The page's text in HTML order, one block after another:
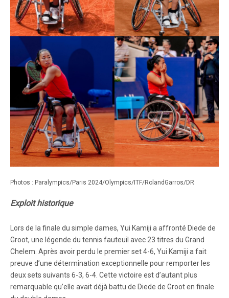
Photos : Paralympics/Paris 2024/Olympics/ITF/RolandGarros/DR
Exploit historique
Lors de la finale du simple dames, Yui Kamiji a affronté Diede de
Groot, une légende du tennis fauteuil avec 23 titres du Grand
Chelem. Après avoir perdu le premier set 4-6, Yui Kamiji a fait
preuve d’une détermination exceptionnelle pour remporter les
deux sets suivants 6-3, 6-4. Cette victoire est d’autant plus
remarquable qu’elle avait déjà battu de Diede de Groot en finale